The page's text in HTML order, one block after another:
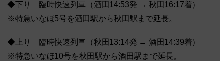
◆下り 臨時快速列車（酒田14:53発 → 秋田16:17着）
※特急いなほ5号を酒田駅から秋田駅まで延長。
◆上り 臨時快速列車（秋田13:14発 → 酒田14:39着）
※特急いなほ10号を秋田駅から酒田駅まで延長。